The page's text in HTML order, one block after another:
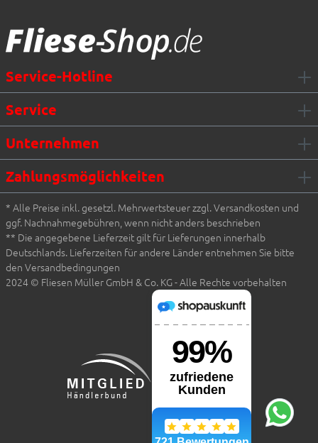
Service-Hotline
Service
Unternehmen
Zahlungsmöglichkeiten
* Alle Preise inkl. gesetzl. Mehrwertsteuer zzgl. Versandkosten und
ggf. Nachnahmegebühren, wenn nicht anders beschrieben
** Die angegebene Lieferzeit gilt für Lieferungen innerhalb
Deutschlands. Lieferzeiten für andere Länder entnehmen Sie bitte
den Versandbedingungen
2024 © Fliesen Müller GmbH & Co. KG - Alle Rechte vorbehalten